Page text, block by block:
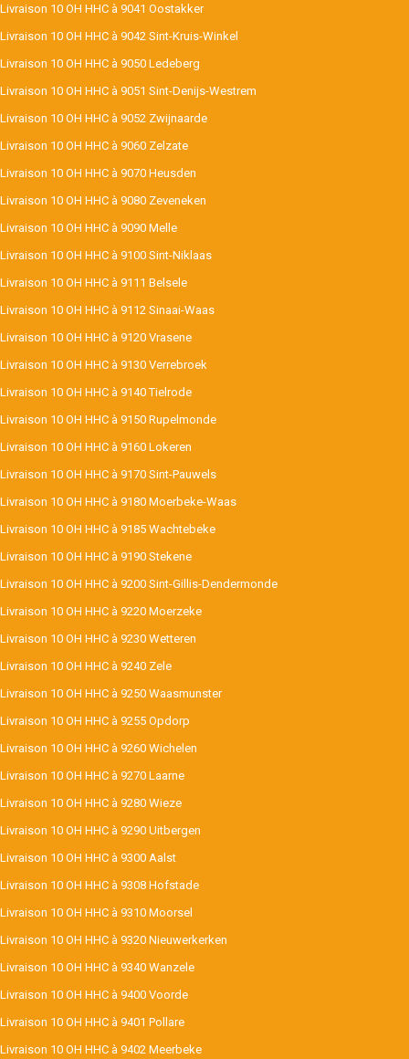
Livraison 10 OH HHC à 9041 Oostakker
Livraison 10 OH HHC à 9042 Sint-Kruis-Winkel
Livraison 10 OH HHC à 9050 Ledeberg
Livraison 10 OH HHC à 9051 Sint-Denijs-Westrem
Livraison 10 OH HHC à 9052 Zwijnaarde
Livraison 10 OH HHC à 9060 Zelzate
Livraison 10 OH HHC à 9070 Heusden
Livraison 10 OH HHC à 9080 Zeveneken
Livraison 10 OH HHC à 9090 Melle
Livraison 10 OH HHC à 9100 Sint-Niklaas
Livraison 10 OH HHC à 9111 Belsele
Livraison 10 OH HHC à 9112 Sinaai-Waas
Livraison 10 OH HHC à 9120 Vrasene
Livraison 10 OH HHC à 9130 Verrebroek
Livraison 10 OH HHC à 9140 Tielrode
Livraison 10 OH HHC à 9150 Rupelmonde
Livraison 10 OH HHC à 9160 Lokeren
Livraison 10 OH HHC à 9170 Sint-Pauwels
Livraison 10 OH HHC à 9180 Moerbeke-Waas
Livraison 10 OH HHC à 9185 Wachtebeke
Livraison 10 OH HHC à 9190 Stekene
Livraison 10 OH HHC à 9200 Sint-Gillis-Dendermonde
Livraison 10 OH HHC à 9220 Moerzeke
Livraison 10 OH HHC à 9230 Wetteren
Livraison 10 OH HHC à 9240 Zele
Livraison 10 OH HHC à 9250 Waasmunster
Livraison 10 OH HHC à 9255 Opdorp
Livraison 10 OH HHC à 9260 Wichelen
Livraison 10 OH HHC à 9270 Laarne
Livraison 10 OH HHC à 9280 Wieze
Livraison 10 OH HHC à 9290 Uitbergen
Livraison 10 OH HHC à 9300 Aalst
Livraison 10 OH HHC à 9308 Hofstade
Livraison 10 OH HHC à 9310 Moorsel
Livraison 10 OH HHC à 9320 Nieuwerkerken
Livraison 10 OH HHC à 9340 Wanzele
Livraison 10 OH HHC à 9400 Voorde
Livraison 10 OH HHC à 9401 Pollare
Livraison 10 OH HHC à 9402 Meerbeke